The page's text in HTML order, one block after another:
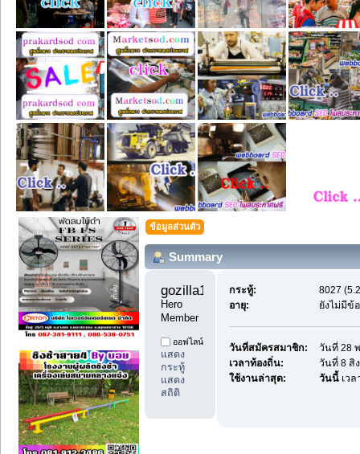
ข้อมูลส่วนตัว
Summary
Hero
Member
ออฟไลน์
แสดง
กระทู้
แสดง
สถิติ
กระทู้:
8027
อายุ:
ยังไม่มีข้
วันที่สมัครสมาชิก:
วันที่ 28
เวลาท้องถิ่น:
วันที่ 8 สิ
ใช้งานล่าสุด:
วันนี้ เว